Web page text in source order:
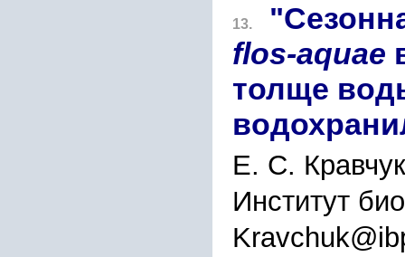
13.
flos-aquae
толще
Е. С. Кравчук
Институт